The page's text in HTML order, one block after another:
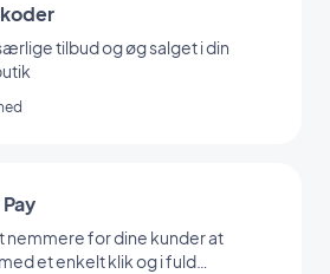
tilbud og øg salget i din
nemmere for dine kunder at
et enkelt klik og i fuld